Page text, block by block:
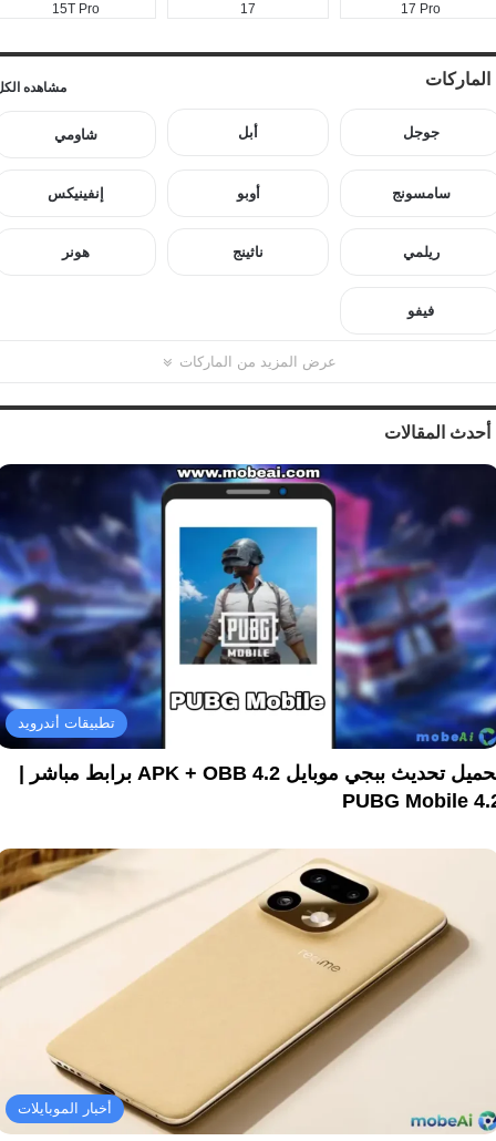
17 Pro
17
15T Pro
الماركات مشاهده
جوجل أبل شاومي
سامسونج أوبو إنفينيكس
ريلمي ناثينج هونر
فيفو
عرض المزيد من الماركات
أحدث المقالات
تطبيقات أندرويد
تحميل تحديث ببجي موبايل 4.2 APK + OBB برابط مباشر |
PUBG Mobile
أخبار الموبايلات